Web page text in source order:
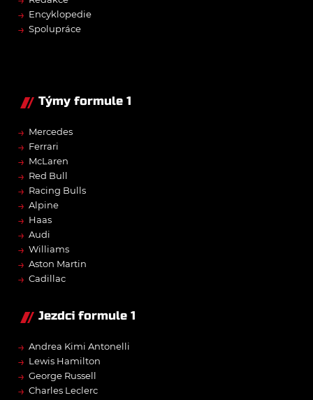
→ Encyklopedie
→ Spolupráce
Týmy formule 1
→ Mercedes
→ Ferrari
→ McLaren
→ Red Bull
→ Racing Bulls
→ Alpine
→ Haas
→ Audi
→ Williams
→ Aston Martin
→ Cadillac
Jezdci formule 1
→ Andrea Kimi Antonelli
→ Lewis Hamilton
→ George Russell
→ Charles Leclerc